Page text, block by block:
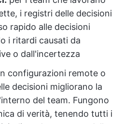
i registri delle decisioni
rapido alle decisioni
i ritardi causati da
o dall'incertezza
configurazioni remote o
decisioni migliorano la
del team. Fungono
di verità, tenendo tutti i